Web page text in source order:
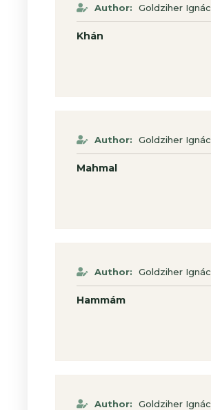
Author: Goldziher Ignác
Khán
Author: Goldziher Ignác
Mahmal
Author: Goldziher Ignác
Hammám
Author: Goldziher Ignác